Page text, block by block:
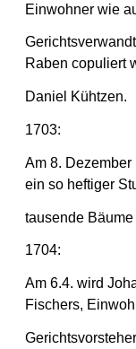
Einwohner wie
Raben copuliert
Daniel Kühtzen.
1703:
Am 8. Dezember
ein so heftiger
tausende
1704:
Am 6.4. wird
Fischers,